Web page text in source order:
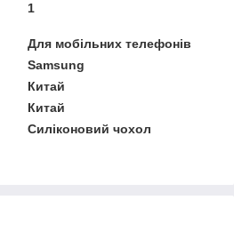
1
Для мобільних телефонів
Samsung
Китай
Китай
Силіконовий чохол